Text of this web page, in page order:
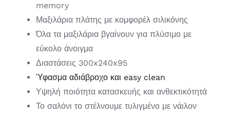
memory
Μαξιλάρια πλάτης με κομφορέλ σιλικόνης
Όλα τα μαξιλάρια βγαίνουν για πλύσιμο με
εύκολο άνοιγμα
Διαστάσεις 300x240x95
Ύφασμα αδιάβροχο και easy clean
Υψηλή ποιότητα κατασκευής και ανθεκτικότητά
Το σαλόνι το στέλνουμε τυλιγμένο με νάιλον